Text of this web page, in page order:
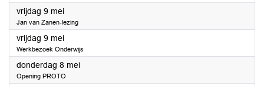
vrijdag 9 mei2025
Jan van Zanen-lezing
vrijdag 9 mei2025
Werkbezoek Onderwijs
donderdag 8 mei2025
Opening PROTO